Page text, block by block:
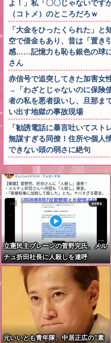
よ！」私「〇〇じゃないで
（コトメ）のところだろｗ
「大金をひったくられた」
空で借金もあり、昔は「置き
感……記憶力も恥も銀色の球
さん
赤信号で追突してきた加害女
→「わざとじゃないのに保険
者の私を悪者扱いし、旦那ま
い出す地獄の事故現場
「勧誘電話に暴言吐いてスト
無謀すぎる同僚！住所や個人
できない頭の弱さに絶句
立憲民主ブレーンの菅野完氏、メル
チュ折田社長に人殺しを連呼
元いいとも青年隊、中居正広の”素